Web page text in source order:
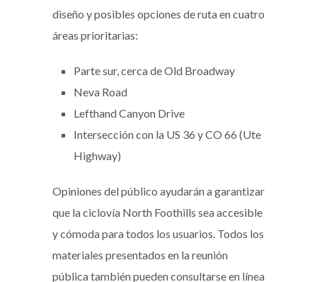
diseño y posibles opciones de ruta en cuatro
áreas prioritarias:
Parte sur, cerca de Old Broadway
Neva Road
Lefthand Canyon Drive
Intersección con la US 36 y CO 66 (Ute
Highway)
Opiniones del público ayudarán a garantizar
que la ciclovía North Foothills sea accesible
y cómoda para todos los usuarios. Todos los
materiales presentados en la reunión
pública también pueden consultarse en línea